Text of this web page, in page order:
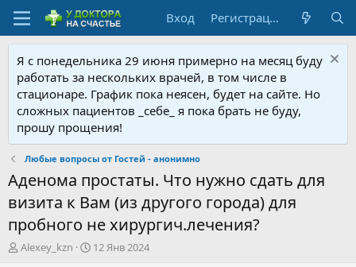
Вход Регистрация
Я с понедельника 29 июня примерно на месяц буду
работать за нескольких врачей, в том числе в
стационаре. График пока неясен, будет на сайте. Но
сложных пациентов _себе_ я пока брать не буду,
прошу прощения!
Любые вопросы от Гостей - анонимно
Аденома простаты. Что нужно сдать для
визита к Вам (из другого города) для
пробного не хирургич.лечения?
А
Alexey_kzn
Д12 Янв 2024